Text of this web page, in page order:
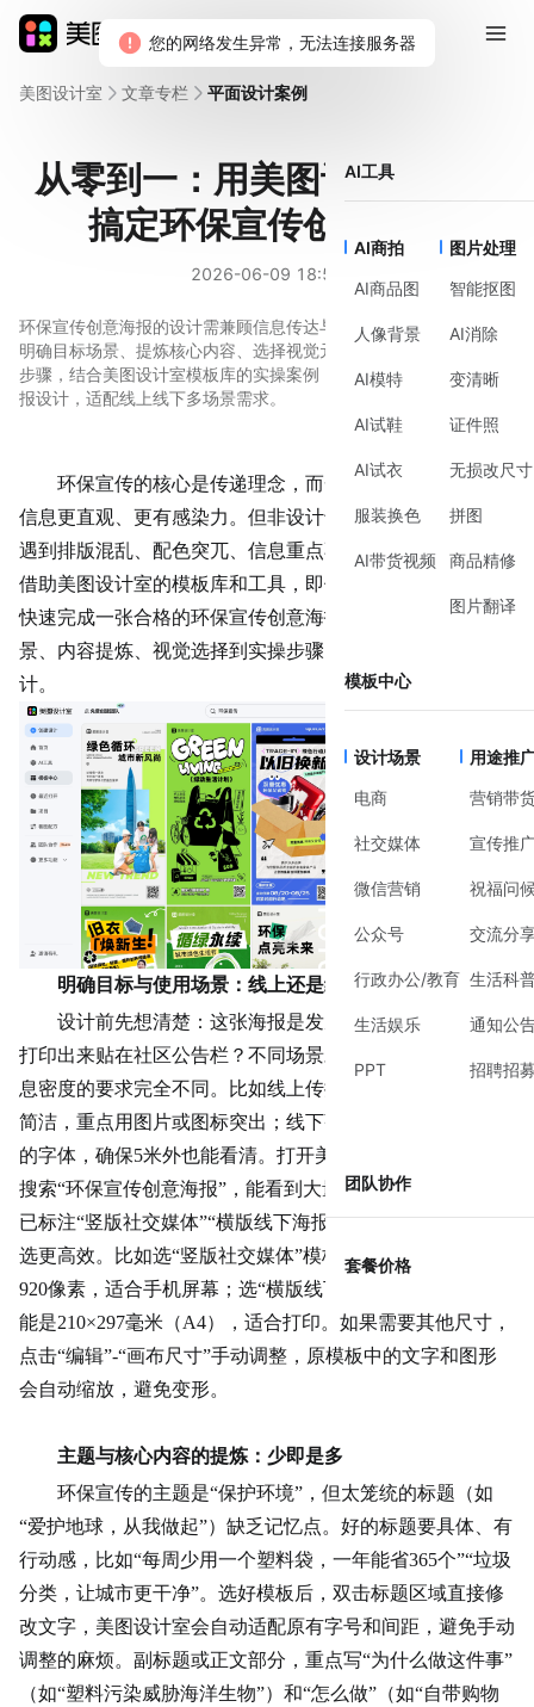
AI工具
AI商拍
AI商品图
人像背景
AI模特
AI试鞋
AI试衣
服装换色
AI带货视频
图片处理
智能抠图
AI消除
变清晰
证件照
无损改尺寸
拼图
商品精修
图片翻译
模板中心
设计场景
电商
社交媒体
微信营销
公众号
行政办公/教育
生活娱乐
PPT
用途推
营销带
宣传推
祝福问
交流分
生活科
通知公
招聘招
团队协作
套餐价格
美图设计室 文章专栏 平面设计案例
从零到一：用美图设计室快速
搞定环保宣传创意海报
2026-06-09 18:52
环保宣传创意海报的设计需兼顾信息传达与视觉吸引力。本文通过
明确目标场景、提炼核心内容、选择视觉元素、调整配色与字体等
步骤，结合美图设计室模板库的实操案例，教你快速完成专业级海
报设计，适配线上线下多场景需求。
环保宣传的核心是传递理念，而一张好的创意
海报能让
信息更直观、更有感染力。但非设计专业的人做海报时，常
遇到排版混乱、配色突兀、信息重点不突出等问题。其实，
借助美图设计室的模板库和工具，即使没有设计基础，也能
快速完成一张合格的环保宣传创意海报。本文将从目标场
景、内容提炼、视觉选择到实操步骤，手把手教你搞定设
计。
明确目标与使用场景：线上还是线下？
设计前先想清楚：这张海报是发朋友圈、公众号，还是
打印出来贴在社区公告栏？不同场景对尺寸、字体大小、信
息密度的要求完全不同。比如线上传播的海报，文字可以更
简洁，重点用图片或图标突出；线下张贴的海报则需要更大
的字体，确保5米外也能看清。打开美图设计室，在模板库
搜索“环保宣传创意海报”，能看到大量现成模板，其中很多
已标注“竖版社交媒体”“横版线下海报”等场景标签，直接筛
选更高效。比如选“竖版社交媒体”模板，默认尺寸是1080×1
920像素，适合手机屏幕；选“横版线下海报”模板，尺寸可
能是210×297毫米（A4），适合打印。如果需要其他尺寸，
点击“编辑”-“画布尺寸”手动调整，原模板中的文字和图形
会自动缩放，避免变形。
主题与核心内容的提炼：少即是多
环保宣传的主题是“保护环境”，但太笼统的标题（如
“爱护地球，从我做起”）缺乏记忆点。好的标题要具体、有
行动感，比如“每周少用一个塑料袋，一年能省365个”“垃圾
分类 ，让城市更干净”。选好模板后，双击标题区域直接修
改文字，美图设计室会自动适配原有字号和间距，避免手动
调整的麻烦。副标题或正文部分，重点写“为什么做这件事”
（如“塑料污染威胁海洋生物”）和“怎么做”（如“自带购物